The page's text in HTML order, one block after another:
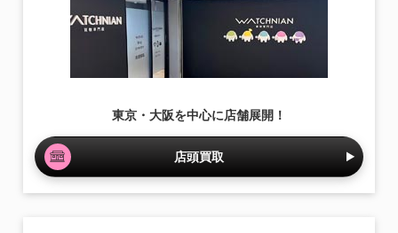
東京・大阪を中心に店舗展開！
店頭買取